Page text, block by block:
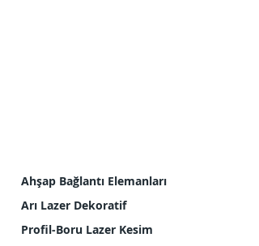
Ahşap Bağlantı Elemanları
Arı Lazer Dekoratif
Profil-Boru Lazer Kesim